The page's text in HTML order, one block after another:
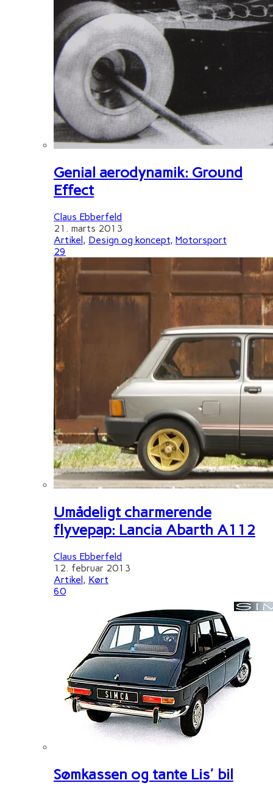
Genial aerodynamik: Ground
Effect
Claus Ebberfeld
21. marts 2013
Artikel, Design og koncept, Motorsport
29
Umådeligt charmerende
flyvepap: Lancia Abarth A112
Claus Ebberfeld
12. februar 2013
Artikel, Kørt
60
Sømkassen og tante Lis' bil